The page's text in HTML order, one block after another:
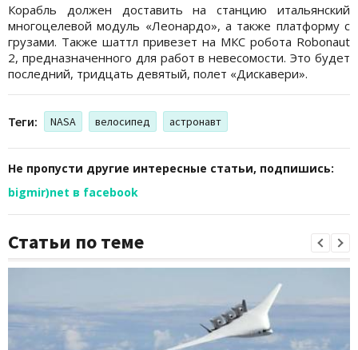
Корабль должен доставить на станцию итальянский
многоцелевой модуль «Леонардо», а также платформу с
грузами. Также шаттл привезет на МКС робота Robonaut
2, предназначенного для работ в невесомости. Это будет
последний, тридцать девятый, полет «Дискавери».
Теги: NASA велосипед астронавт
Не пропусти другие интересные статьи, подпишись:
bigmir)net в facebook
Статьи по теме